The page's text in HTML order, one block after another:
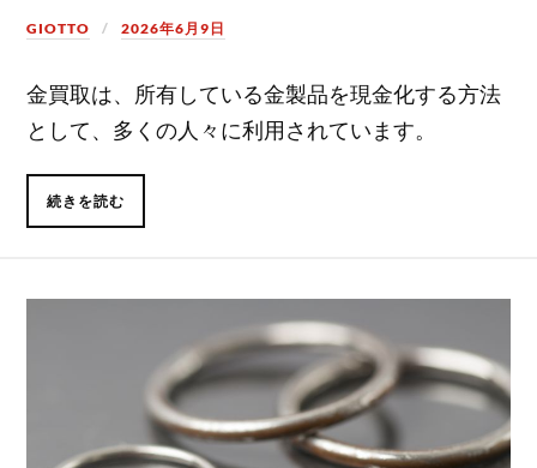
GIOTTO 2026年6月9日
金買取は、所有している金製品を現金化する方法
として、多くの人々に利用されています。
続きを読む